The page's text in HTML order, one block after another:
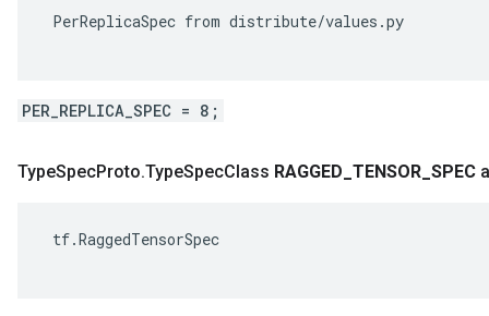
PerReplicaSpec from distribute/values.py
PER_REPLICA_SPEC = 8;
TypeSpecProto.TypeSpecClass RAGGED TENSOR SPEC
tf.RaggedTensorSpec